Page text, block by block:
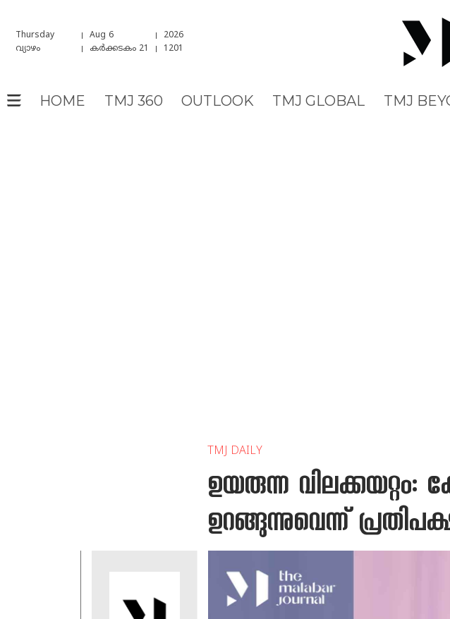
Thursday Aug 6
2026
വ്യാഴം
കർക്കടകം 21 1201
HOME TMJ 360 OUTLOOK TMJ GLOBAL TMJ
TMJ DAILY
ഉയരുന്ന വിലക്കയറ്റം:
ഉറങ്ങുന്നുവെന്ന്